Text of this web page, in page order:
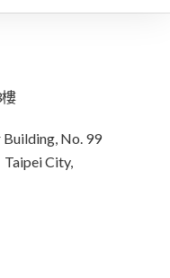
Building, No. 99
Taipei City,